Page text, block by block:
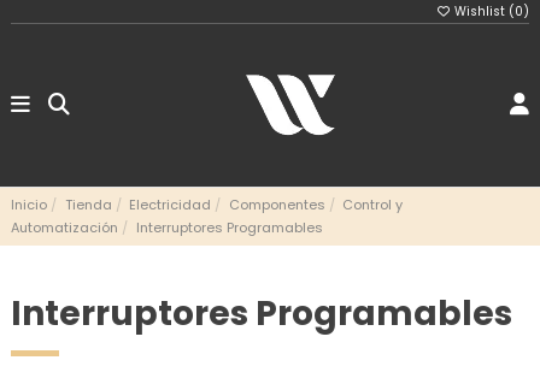
Wishlist (0)
Inicio Tienda Electricidad Componentes
Control y
Automatización
Interruptores Programables
Interruptores Programables